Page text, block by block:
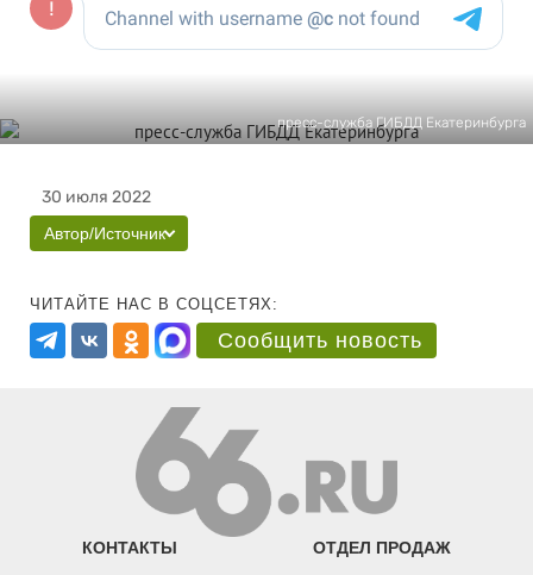
пресс-служба ГИБДД Екатеринбурга
30 июля 2022
Автор/Источник
ЧИТАЙТЕ НАС В СОЦСЕТЯХ:
Сообщить новость
КОНТАКТЫ ОТДЕЛ ПРОДАЖ